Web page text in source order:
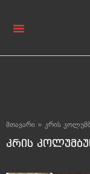
მთავარი » კრის
კრის